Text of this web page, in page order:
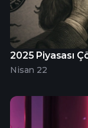
2025 Piyasası
Nisan 22